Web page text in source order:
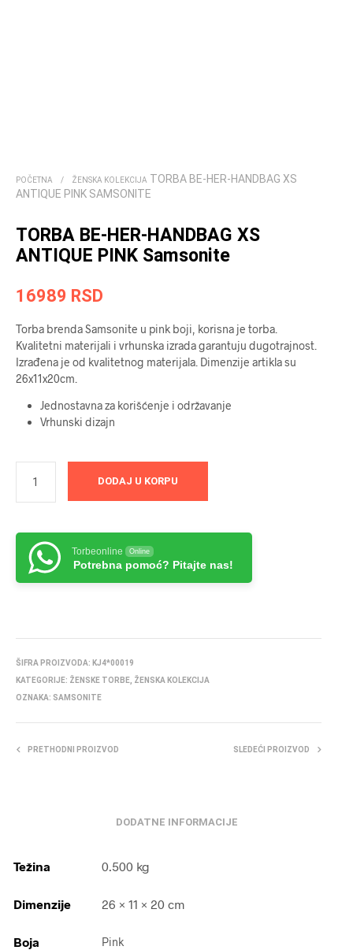
POČETNA / ŽENSKA KOLEKCIJA TORBA BE-HER-HANDBAG XS
ANTIQUE PINK SAMSONITE
TORBA BE-HER-HANDBAG XS
ANTIQUE PINK Samsonite
16989 RSD
Torba brenda Samsonite u pink boji, korisna je torba.
Kvalitetni materijali i vrhunska izrada garantuju dugotrajnost.
Izrađena je od kvalitetnog materijala. Dimenzije artikla su
26x11x20cm.
Jednostavna za korišćenje i održavanje
Vrhunski dizajn
DODAJ U KORPU
Torbeonline Online
Potrebna pomoć? Pitajte nas!
ŠIFRA PROIZVODA: KJ4*00019
KATEGORIJE: ŽENSKE TORBE ŽENSKA KOLEKCIJA
OZNAKA: SAMSONITE
PRETHODNI PROIZVOD SLEDEĆI PROIZVOD
DODATNE INFORMACIJE
Težina 0.500 kg
Dimenzije 26 × 11 × 20 cm
Boja Pink